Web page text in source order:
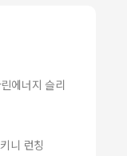
에너지 슬리
니 런칭